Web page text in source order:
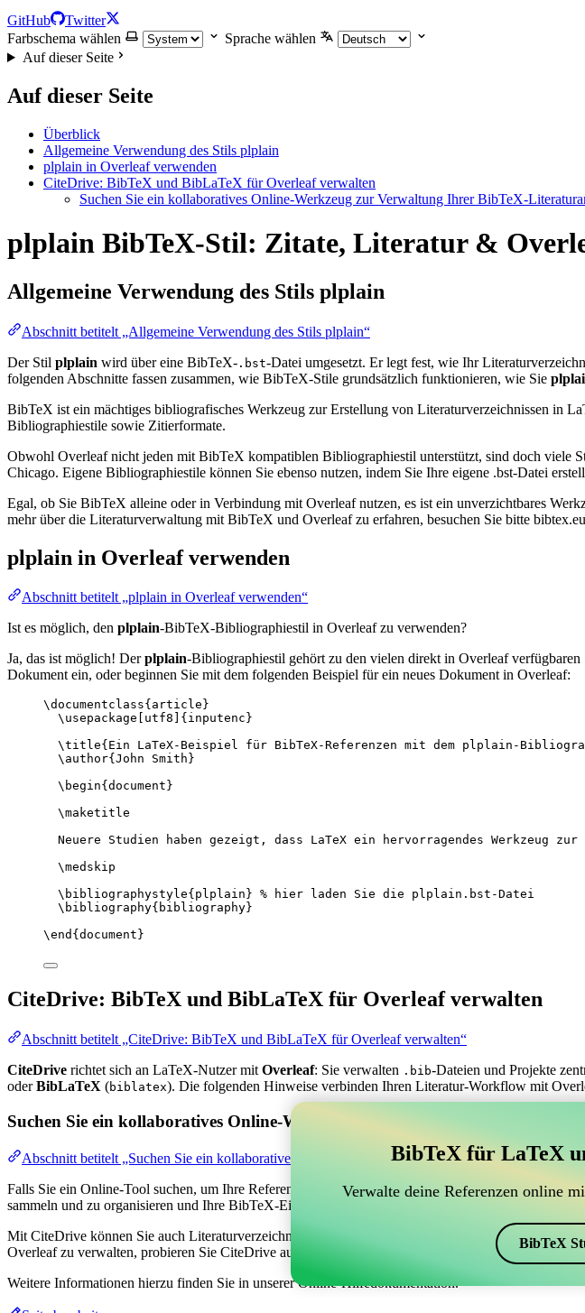
GitHub
Twitter
Farbschema wählen
Sprache wählen
Auf dieser Seite
Auf dieser Seite
Überblick
Allgemeine Verwendung des Stils plplain
plplain in Overleaf verwenden
CiteDrive: BibTeX und BibLaTeX für Overleaf verwalten
Suchen Sie ein kollaboratives Online-Werkzeug zur Verwaltung Ihrer BibTeX-
plplain BibTeX-Stil: Zitate, Literatur &
Allgemeine Verwendung des Stils plplain
Abschnitt betitelt „Allgemeine Verwendung des Stils plplain“
Der Stil plplain wird über eine BibTeX- .bst-Datei umgesetzt. Er legt fest, wie Ihr
folgenden Abschnitte fassen zusammen, wie BibTeX-Stile grundsätzlich funktionieren, wie Sie
BibTeX ist ein mächtiges bibliografisches Werkzeug zur Erstellung von Literaturverzeichnissen in
Bibliographiestile sowie Zitierformate.
Obwohl Overleaf nicht jeden mit BibTeX kompatiblen Bibliographiestil unterstützt, sind doch
Chicago. Eigene Bibliographiestile können Sie ebenso nutzen, indem Sie Ihre eigene .bst-Datei
Egal, ob Sie BibTeX alleine oder in Verbindung mit Overleaf nutzen, es ist ein unverzichtbares
mehr über die Literaturverwaltung mit BibTeX und Overleaf zu erfahren, besuchen Sie bitte
plplain in Overleaf verwenden
Abschnitt betitelt „plplain in Overleaf verwenden“
Ist es möglich, den plplain-BibTeX-Bibliographiestil in Overleaf zu verwenden?
Ja, das ist möglich! Derplplain-Bibliographiestil gehört zu den vielen direkt in Overleaf
Dokument ein, oder beginnen Sie mit dem folgenden Beispiel für ein neues Dokument in Overleaf:
\documentclass{ article }
\usepackage
utf8 ]{ inputenc }
\title{Ein LaTeX-Beispiel für BibTeX-Referenzen mit dem plplain-
\author{John Smith}
\begin{ document }
\maketitle
Neuere Studien haben gezeigt, dass LaTeX ein hervorragendes Werkzeug
\medskip
\bibliographystyle{plplain} % hier laden Sie die plplain.bst-Datei
\bibliography{bibliography}
\end { document }
CiteDrive: BibTeX und BibLaTeX für Overleaf verwalten
Abschnitt betitelt „CiteDrive: BibTeX und BibLaTeX für Overleaf verwalten“
CiteDrive richtet sich an LaTeX-Nutzer mit Overleaf: Sie verwalten .bib-Dateien und Projekte
oderBibLaTeX (biblatex). Die folgenden Hinweise verbinden Ihren Literatur-Workflow mit
Suchen Sie ein kollaboratives Online-Werkzeug zur Verwaltung Ihrer
Abschnitt betitelt „Suchen Sie ein kollaboratives Online-Werkzeug zur Verwaltung Ihrer BibTeX-
Falls Sie ein Online-Tool suchen, um Ihre Referenzen, Zitate und das Literaturverzeichnis in
sammeln und zu organisieren und Ihre BibTeX-Einträge in Ihrem Overleaf-Projekt aktuell zu halten.
Mit CiteDrive können Sie auch Literaturverzeichnisse und Zitate in verschiedenen Stilen,
Overleaf zu verwalten, probieren Sie CiteDrive aus!
Weitere Informationen hierzu finden Sie in unserer Online-Hilfedokumentation.
BibTeX für LaTeX
Verwalte deine Referenzen online
BibTeX